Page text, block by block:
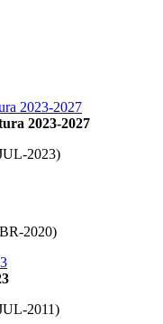
2023-2027
2023)
2020)
2011)